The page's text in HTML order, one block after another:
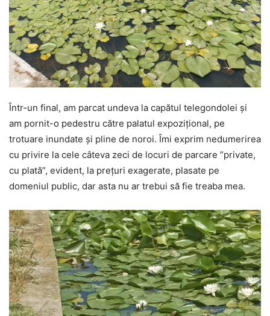
Într-un final, am parcat undeva la capătul telegondolei și
am pornit-o pedestru către palatul expozițional, pe
trotuare inundate și pline de noroi. Îmi exprim nedumerirea
cu privire la cele câteva zeci de locuri de parcare ”private,
cu plată”, evident, la prețuri exagerate, plasate pe
domeniul public, dar asta nu ar trebui să fie treaba mea.